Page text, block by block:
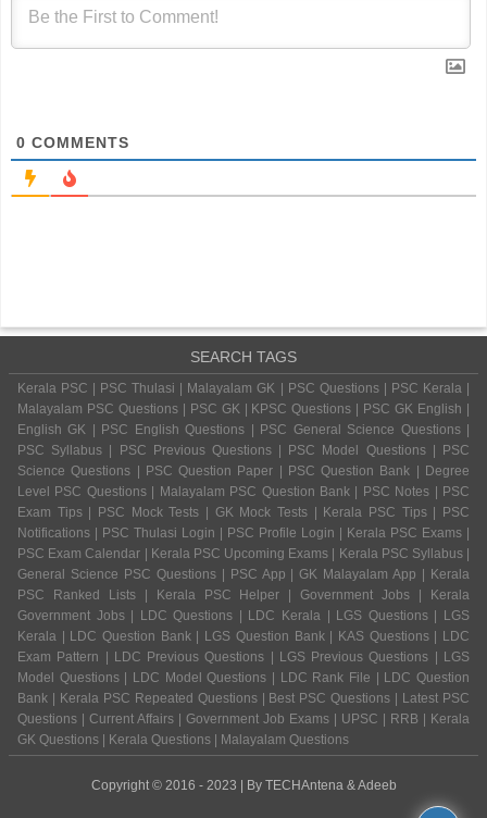
0 COMMENTS
SEARCH TAGS
Kerala PSC | PSC Thulasi | Malayalam GK | PSC Questions | PSC Kerala |
Malayalam PSC Questions | PSC GK | KPSC Questions | PSC GK English |
English GK | PSC English Questions | PSC General Science Questions |
PSC Syllabus | PSC Previous Questions | PSC Model Questions | PSC
Science Questions | PSC Question Paper | PSC Question Bank | Degree
Level PSC Questions | Malayalam PSC Question Bank | PSC Notes | PSC
Exam Tips | PSC Mock Tests | GK Mock Tests | Kerala PSC Tips | PSC
Notifications | PSC Thulasi Login | PSC Profile Login | Kerala PSC Exams |
PSC Exam Calendar | Kerala PSC Upcoming Exams | Kerala PSC Syllabus |
General Science PSC Questions | PSC App | GK Malayalam App | Kerala
PSC Ranked Lists | Kerala PSC Helper | Government Jobs | Kerala
Government Jobs | LDC Questions | LDC Kerala | LGS Questions | LGS
Kerala | LDC Question Bank | LGS Question Bank | KAS Questions | LDC
Exam Pattern | LDC Previous Questions | LGS Previous Questions | LGS
Model Questions | LDC Model Questions | LDC Rank File | LDC Question
Bank | Kerala PSC Repeated Questions | Best PSC Questions | Latest PSC
Questions | Current Affairs | Government Job Exams | UPSC | RRB | Kerala
GK Questions | Kerala Questions | Malayalam Questions
Copyright © 2016 - 2023 | By TECHAntena & Adeeb